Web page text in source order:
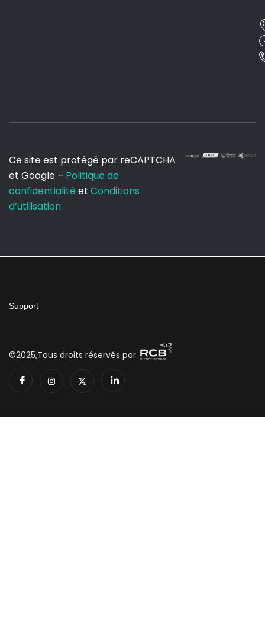
Ce site est protégé par reCAPTCHA
et Google – Politique de
confidentialité et Conditions
d’utilisation
Support
©2025,Tous droits réservés par